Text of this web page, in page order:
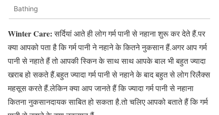
Bathing
Winter Care:सर्दियां आते ही लोग गर्म पानी से नहाना शुरू कर देते हैं.पर
क्या आपको पता है कि गर्म पानी ने नहाने के कितने नुकसान हैं.अगर आप गर्म
पानी से नहाते हैं तो आपकी स्किन के साथ साथ आपके बाल भी बहुत ज्यादा
खराब हो सकते हैं.बहुत ज्यादा गर्म पानी से नहाने के बाद बहुत से लोग रिलैक्स
महसूस करते हैं.लेकिन क्या आप जानते हैं कि ज्यादा गर्म पानी से नहाना
कितना नुकसानदायक साबित हो सकता है.तो चलिए आपको बताते हैं कि गर्म